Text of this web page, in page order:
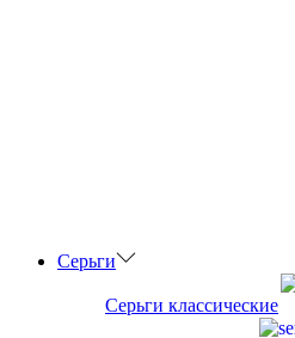
Серьги
Серьги классические